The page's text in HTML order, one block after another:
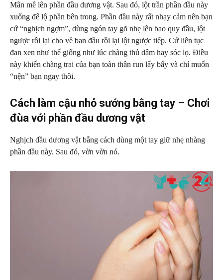
Mân mê lên phần đầu dương vật. Sau đó, lột trần phần đầu này
xuống để lộ phần bên trong. Phần đầu này rất nhạy cảm nên bạn
cứ “nghịch ngợm”, dùng ngón tay gõ nhẹ lên bao quy đầu, lột
ngược rồi lại cho về ban đầu rồi lại lột ngược tiếp. Cứ liên tục
đan xen như thế giống như lúc chàng thủ dâm hay sóc lọ. Điều
này khiến chàng trai của bạn toàn thân run lẩy bẩy và chỉ muốn
“nện” bạn ngay thôi.
Cách làm cậu nhỏ sướng bằng tay – Chơi
đùa với phần đầu dương vật
Nghịch đầu dương vật bằng cách dùng một tay giữ nhẹ nhàng
phần đầu này. Sau đó, vờn vờn nó.